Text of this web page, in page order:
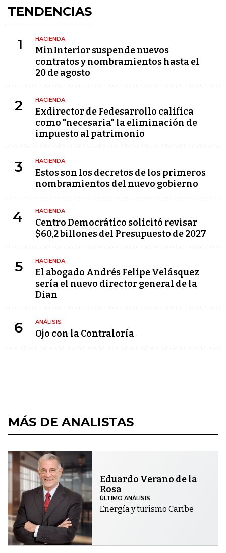
TENDENCIAS
1 HACIENDA
MinInterior suspende nuevos
contratos y nombramientos hasta el
20 de agosto
2 HACIENDA
Exdirector de Fedesarrollo califica
como "necesaria" la eliminación de
impuesto al patrimonio
3 HACIENDA
Estos son los decretos de los primeros
nombramientos del nuevo gobierno
4 HACIENDA
Centro Democrático solicitó revisar
$60,2 billones del Presupuesto de 2027
5 HACIENDA
El abogado Andrés Felipe Velásquez
sería el nuevo director general de la
Dian
6 ANÁLISIS
Ojo con la Contraloría
MÁS DE ANALISTAS
Eduardo Verano de la
Rosa
ÚLTIMO ANÁLISIS
Energía y turismo Caribe